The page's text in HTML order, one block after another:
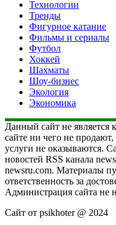
Технологии
Тренды
Фигурное катание
Фильмы и сериалы
Футбол
Хоккей
Шахматы
Шоу-бизнес
Экология
Экономика
Данный сайт не является
сайте ни чего не
услуги не оказываются.
новостей RSS канала
newsru.com. Материалы
ответственность за
Администрация сайта не
Сайт от psikhoter @ 2024